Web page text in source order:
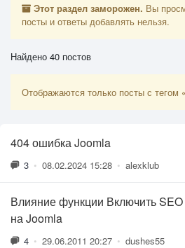
Этот раздел заморожен. Вы
посты и ответы добавлять нельзя.
Найдено 40 постов
Отображаются только посты с тегом
404 ошибка Joomla
3 • 08.02.2024 15:28 • alexklub
Влияние функции Включить
на Joomla
4 • 29.06.2011 20:27 • dushes55